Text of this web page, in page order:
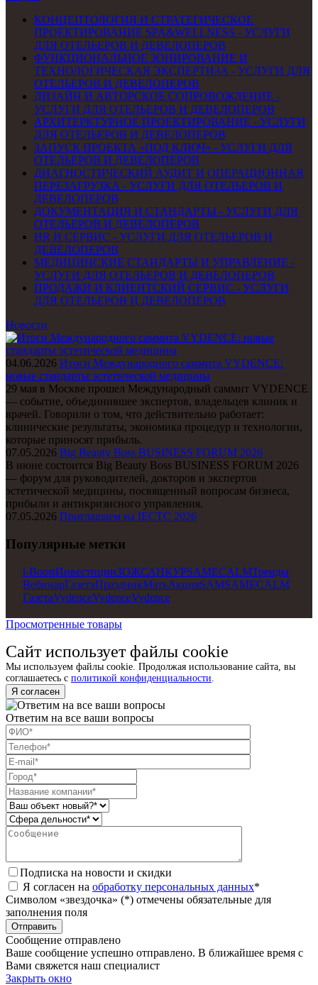
КОНЦЕПТОЛОГИЯ И СТРАТЕГИЧЕСКОЕ
ПРОЕКТИРОВАНИЕ SPA&WELLNESS - УСЛУГИ
ДЛЯ ОТЕЛЬЕРОВ И ДЕВЕЛОПЕРОВ
ФУНКЦИОНАЛЬНОЕ ЗОНИРОВАНИЕ И
ТЕХНОЛОГИЧЕСКАЯ ЭКСПЕРТИЗА - УСЛУГИ ДЛЯ
ОТЕЛЬЕРОВ И ДЕВЕЛОПЕРОВ
ДИЗАЙН И АВТОРСКОЕ СОПРОВОЖДЕНИЕ -
УСЛУГИ ДЛЯ ОТЕЛЬЕРОВ И ДЕВЕЛОПЕРОВ
АРХИТЕРКТУРНОЕ ПРОЕКТИРОВАНИЕ - УСЛУГИ
ДЛЯ ОТЕЛЬЕРОВ И ДЕВЕЛОПЕРОВ
ЗАПУСК ПРОЕКТА «ПОД КЛЮЧ» - УСЛУГИ ДЛЯ
ОТЕЛЬЕРОВ И ДЕВЕЛОПЕРОВ
ДИАГНОСТИЧЕСКИЙ АУДИТ И ОПЕРАЦИОННАЯ
ПЕРЕЗАГРУЗКА - УСЛУГИ ДЛЯ ОТЕЛЬЕРОВ И
ДЕВЕЛОПЕРОВ
ДОКУМЕНТАЦИЯ И СТАНДАРТЫ - УСЛУГИ ДЛЯ
ОТЕЛЬЕРОВ И ДЕВЕЛОПЕРОВ
HR И СЕРВИС - УСЛУГИ ДЛЯ ОТЕЛЬЕРОВ И
ДЕВЕЛОПЕРОВ
МЕДИЦИНСКИЕ СТАНДАРТЫ И УПРАВЛЕНИЕ -
УСЛУГИ ДЛЯ ОТЕЛЬЕРОВ И ДЕВЕЛОПЕРОВ
ПРОДАЖИ И КЛИЕНТСКИЙ СЕРВИС - УСЛУГИ
ДЛЯ ОТЕЛЬЕРОВ И ДЕВЕЛОПЕРОВ
Новости
04.06.2026 Итоги Международного саммита VYDENCE:
новые стандарты эстетической медицины
29 мая в Москве прошел Международный саммит VYDENCE
— событие, объединившее экспертов, владельцев клиник и
врачей. Говорили о том, что действительно работает:
клинические результаты, экономика процедур и технологии,
которые приносят прибыль.
07.05.2026 Big Beauty Boss BUSINESS FORUM 2026
В июне состоится Big Beauty Boss BUSINESS FORUM 2026
— форум для руководителей, докторов и экспертов
эстетической медицины, посвященный вопросам бизнеса,
прибыли и антикризисного управления.
07.05.2026 Приглашаем на IECTC 2026
Популярные метки
i-BoostИнвестицииЗОЖСАНКУРSAMECALMТренды
ВебинарГазетаПраздникМатьАкцияSAMSAMECALM
ГазетаVydenceVydenceVydence
Просмотренные товары
Сайт использует файлы cookie
Мы используем файлы cookie. Продолжая использование сайта, вы
соглашаетесь с политикой конфиденциальности
Я согласен
Ответим на все ваши вопросы
Подписка на новости и скидки
Я согласен на обработку персональных данных*
Символом «звездочка» (*) отмечены обязательные для
заполнения поля
Сообщение отправлено
Ваше сообщение успешно отправлено. В ближайшее время с
Вами свяжется наш специалист
Закрыть окно